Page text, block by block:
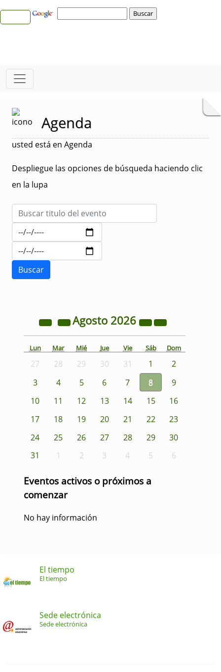
Agenda
usted está en Agenda
Despliegue las opciones de búsqueda haciendo clic
en la lupa
Agosto 2026
Lun Mar Mié Jue Vie Sáb Dom
27 28 29 30 31 1
2
3
4 5 6 7 8
9
10
11 12 13 14 15
16
17
18 19 20 21 22
23
24
25 26 27 28 29
30
31
1 2 3 4 5 6
Eventos activos o próximos a
comenzar
No hay información
El tiempo
El tiempo
Sede electrónica
Sede electrónica